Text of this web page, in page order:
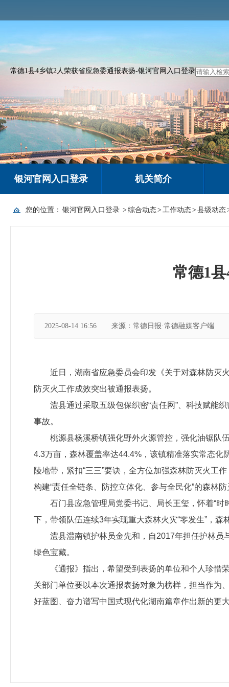
常德1县4乡镇2人荣获省应急委通报表扬-银河官网入口登录
银河官网入口登录 机关简介
您的位置： 银河官网入口登录 >综合动态>工作动态>县级动态
常德1
2025-08-14 16:56 来源：常德日报·常德融媒客户端
近日，湖南省应急委员会印发《关于对森林防灭
防灭火工作成效突出被通报表扬。
澧县通过采取五级包保织密“责任网”、科技赋能
事故。
桃源县杨溪桥镇强化野外火源管控，强化油锯队
4.3万亩，森林覆盖率达44.4%，该镇精准落实常态化
陵地带，紧扣“三三”要诀，全方位加强森林防灭火工
构建“责任全链条、防控立体化、参与全民化”的森林
石门县应急管理局党委书记、局长王玺，怀着“
下，带领队伍连续3年实现重大森林火灾“零发生”，
澧县澧南镇护林员金先和，自2017年担任护林
绿色宝藏。
《通报》指出，希望受到表扬的单位和个人珍
关部门单位要以本次通报表扬对象为榜样，担当作为
好蓝图、奋力谱写中国式现代化湖南篇章作出新的更